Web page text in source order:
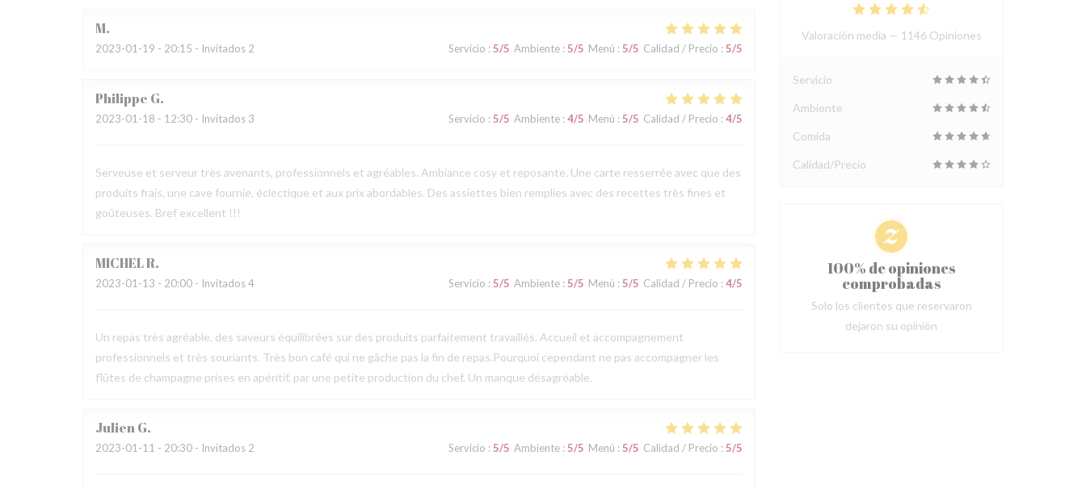
M
2023-01-19 - 20:15 - Invitados 2 Servicio : 5/5 Ambiente: 5/5 Menú : 5/5 Calidad / Precio : 5/5
Philippe G
2023-01-18 - 12:30 - Invitados 3 Servicio : 5/5 Ambiente: 4/5 Menú : 5/5 Calidad / Precio : 4/5
Serveuse et serveur très avenants, professionnels et agréables. Ambiance cosy et reposante. Une carte resserrée avec que des
produits frais, une cave fournie, éclectique et aux prix abordables. Des assiettes bien remplies avec des recettes très fines et
goûteuses. Bref excellent !!!
MICHELR
2023-01-13 - 20:00 - Invitados 4 Servicio : 5/5 Ambiente: 5/5 Menú : 5/5 Calidad / Precio : 4/5
Un repas très agréable, des saveurs équilibrées sur des produits parfaitement travaillés. Accueil et accompagnement
professionnels et très souriants. Très bon café qui ne gâche pas la fin de repas.Pourquoi cependant ne pas accompagner les
flûtes de champagne prises en apéritif, par une petite production du chef. Un manque désagréable.
JulienG
2023-01-11 - 20:30 - Invitados 2 Servicio : 5/5 Ambiente: 5/5 Menú : 5/5 Calidad / Precio : 5/5
Valoración media — 1146 Opiniones
Servicio
Ambiente
Comida
Calidad/Precio
100% de opiniones
comprobadas
Solo los clientes que reservaron
dejaron su opinión